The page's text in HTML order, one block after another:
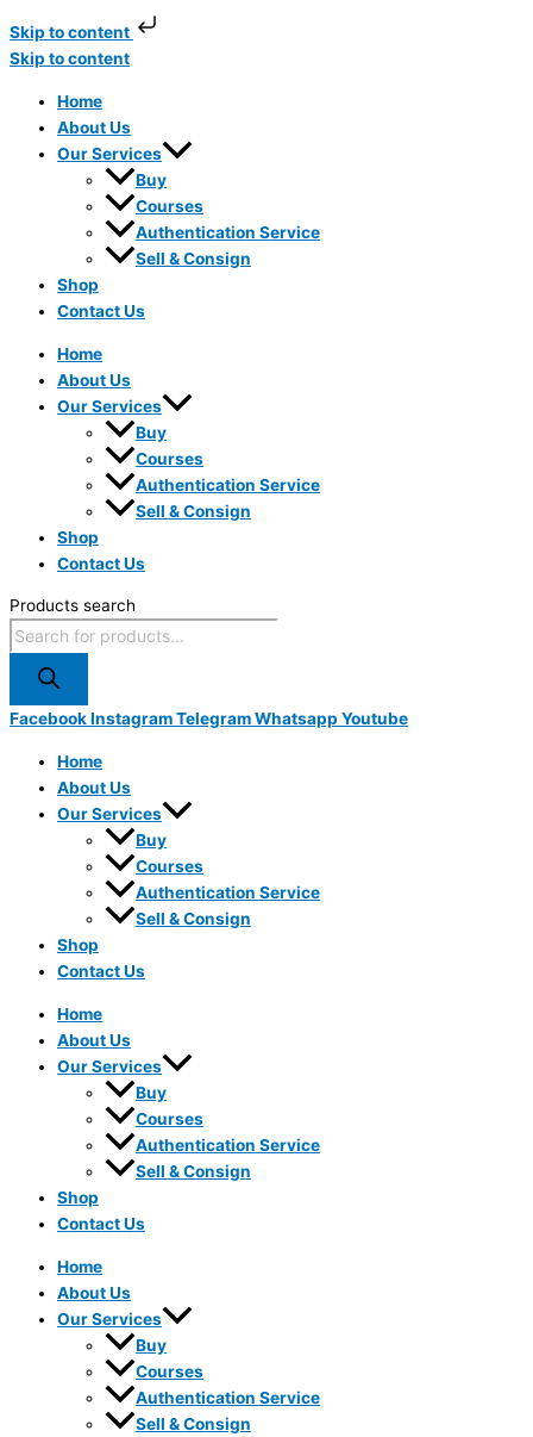
Skip to content
Skip to content
Home
About Us
Our Services
Buy
Courses
Authentication Service
Sell & Consign
Shop
Contact Us
Home
About Us
Our Services
Buy
Courses
Authentication Service
Sell & Consign
Shop
Contact Us
Products search
FacebookInstagramTelegramWhatsapp Youtube
Home
About Us
Our Services
Buy
Courses
Authentication Service
Sell & Consign
Shop
Contact Us
Home
About Us
Our Services
Buy
Courses
Authentication Service
Sell & Consign
Shop
Contact Us
Home
About Us
Our Services
Buy
Courses
Authentication Service
Sell & Consign